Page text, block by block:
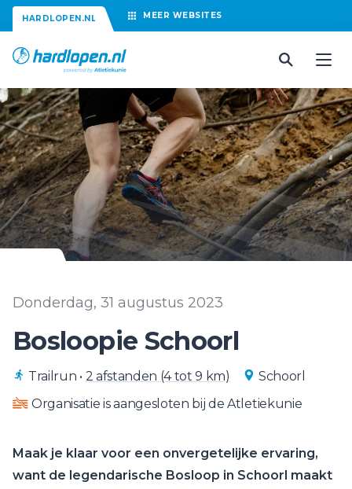
HARDLOPEN.NL MEER WEBSITES
Donderdag, 31 augustus 2023
Bosloopie Schoorl
Trailrun • 2 afstanden (4 tot 9 km)
Schoorl
Organisatie is aangesloten bij de Atletiekunie
Maak je klaar voor een onvergetelijke ervaring,
want de legendarische Bosloop in Schoorl maakt